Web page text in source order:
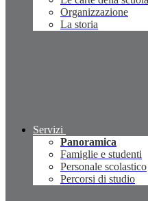
Organizzazione
La storia
Servizi
Panoramica
Famiglie e studenti
Personale scolastico
Percorsi di studio